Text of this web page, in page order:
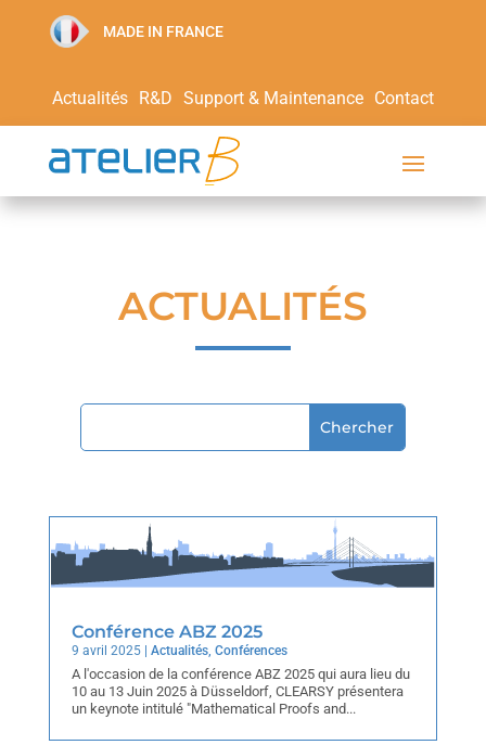
MADE IN FRANCE
Actualités R&D Support & Maintenance Contact
ACTUALITÉS
Conférence ABZ 2025
9 avril 2025| Actualités, Conférences
A l'occasion de la conférence ABZ 2025 qui aura lieu du
10 au 13 Juin 2025 à Düsseldorf, CLEARSY présentera
un keynote intitulé "Mathematical Proofs and...